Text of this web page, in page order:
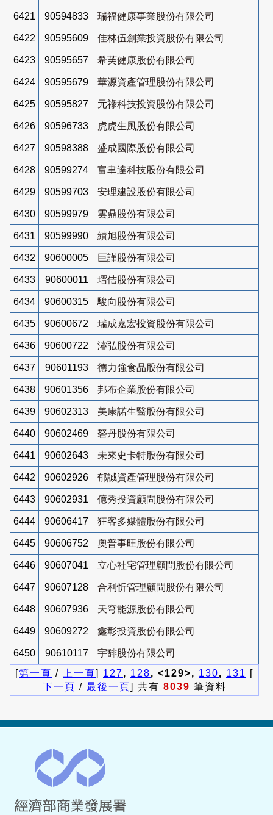
6421 90594833 瑞福健康事業股份有限公司
6422 90595609 佳林伍創業投資股份有限公司
6423 90595657 希芙健康股份有限公司
6424 90595679 華源資產管理股份有限公司
6425 90595827 元祿科技投資股份有限公司
6426 90596733 虎虎生風股份有限公司
6427 90598388 盛成國際股份有限公司
6428 90599274 富聿達科技股份有限公司
6429 90599703 安理建設股份有限公司
6430 90599979 雲鼎股份有限公司
6431 90599990 績旭股份有限公司
6432 90600005 巨謹股份有限公司
6433 90600011 瑨佶股份有限公司
6434 90600315 駿向股份有限公司
6435 90600672 瑞成嘉宏投資股份有限公司
6436 90600722 濬弘股份有限公司
6437 90601193 德力強食品股份有限公司
6438 90601356 邦布企業股份有限公司
6439 90602313 美康諾生醫股份有限公司
6440 90602469 砮丹股份有限公司
6441 90602643 未來史卡特股份有限公司
6442 90602926 郁誠資產管理股份有限公司
6443 90602931 億秀投資顧問股份有限公司
6444 90606417 狂客多媒體股份有限公司
6445 90606752 奧普事旺股份有限公司
6446 90607041 立心社宅管理顧問股份有限公司
6447 90607128 合利忻管理顧問股份有限公司
6448 90607936 天穹能源股份有限公司
6449 90609272 鑫彰投資股份有限公司
6450 90610117
宇馡股份有限公司
[第一頁 / 上一頁] 127, 128, <129>, 130, 131
[
下一頁 / 最後一頁] 共有 8039 筆資料